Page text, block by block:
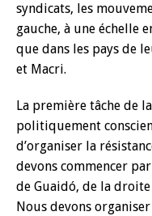
syndicats, les
gauche, à une échelle
que dans les pays de
et Macri.
La première tâche de
politiquement
d’organiser la
devons commencer
de Guaidó, de la
Nous devons